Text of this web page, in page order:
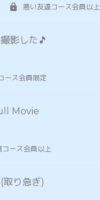
悪い友達コース会員以上
影した🎵
ース会員限定
Movie
コース会員以上
取り急ぎ)